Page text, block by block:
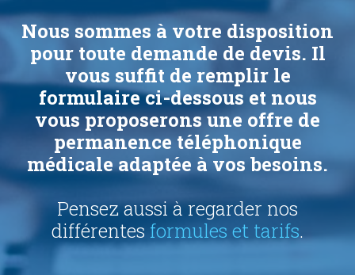
Nous sommes à votre disposition
pour toute demande de devis. Il
vous suffit de remplir le
formulaire ci-dessous et nous
vous proposerons une offre de
permanence téléphonique
médicale adaptée à vos besoins.
Pensez aussi à regarder nos
différentes formules et tarifs.